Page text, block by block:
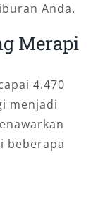
Anda.
Merapi
4.470
menjadi
beberapa